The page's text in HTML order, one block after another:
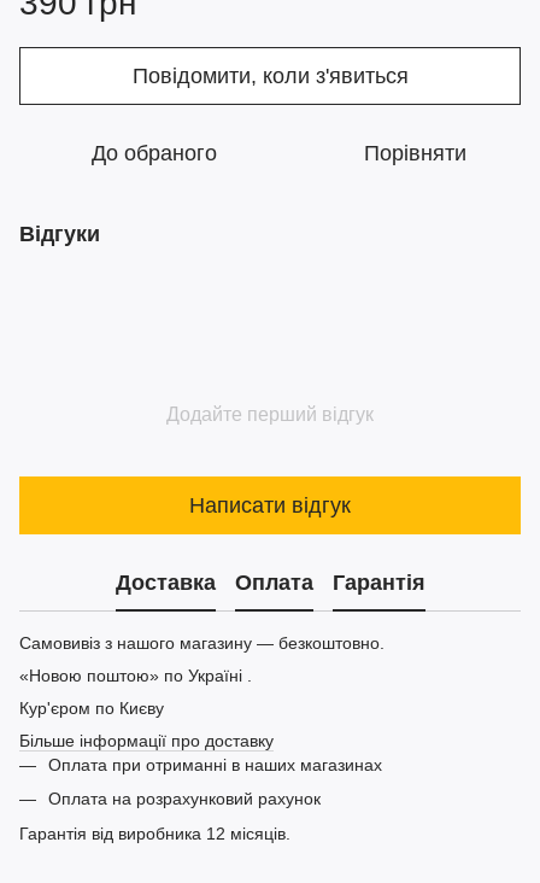
Повідомити, коли з'явиться
До обраного Порівняти
Відгуки
Додайте перший відгук
Написати відгук
Доставка Оплата Гарантія
Самовивіз з нашого магазину — безкоштовно.
«Новою поштою» по Україні .
Кур'єром по Києву
Більше інформації про доставку
Оплата при отриманні в наших магазинах
Оплата на розрахунковий рахунок
Гарантія від виробника 12 місяців.